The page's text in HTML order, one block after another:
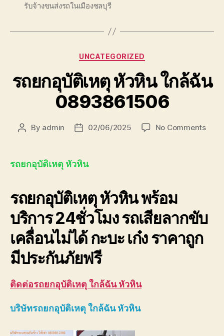
รับจ้างขนส่งรถในเมืองชลบุรี
Categories
UNCATEGORIZED
รถยกอุบัติเหตุ หัวหิน ใกล้ฉัน
0893861506
Post
By admin
Post02/06/2025 No Commentson
รถยกอุบัติเหตุ หัวหิน
รถยกอุบัติเหตุ หัวหิน พร้อม
บริการ 24ชั่วโมง รถเสียลากขับ
เคลื่อนไม่ได้ กะบะ เก๋ง ราคาถูก
มีประกันภัยฟรี
ติดต่อรถยกอุบัติเหตุ ใกล้ฉัน หัวหิน
บริษัทรถยกอุบัติเหตุ ใกล้ฉัน หัวหิน